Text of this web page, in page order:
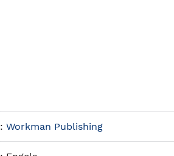
:Workman Publishing